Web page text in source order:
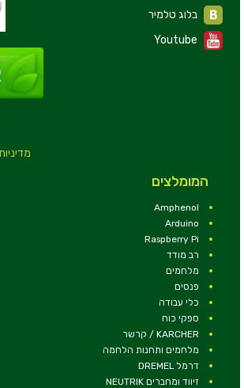
Youtube
המומלצים
Amphenol
Arduino
Raspberry Pi
רב מודד
מלחמים
פנסים
כלי עבודה
ספקי כוח
KARCHER / קרשר
מלחמים ותחנות הלחמה
דרמל DREMEL
זיווד ומחברים NEUTRIK